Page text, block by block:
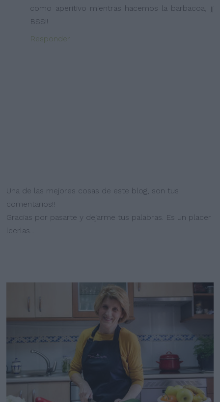
como aperitivo mientras hacemos la barbacoa, jj
BSS!!
Responder
Una de las mejores cosas de este blog, son tus
comentarios!!
Gracias por pasarte y dejarme tus palabras. Es un placer
leerlas...